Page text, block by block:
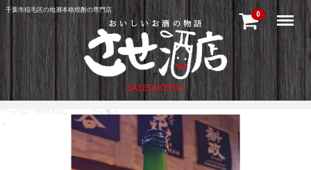
千葉市稲毛区の地酒本格焼酎の専門店
0 Menu